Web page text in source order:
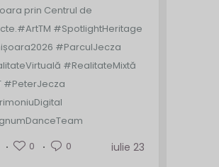
prin Centrul de
#ArtTM #SpotlightHeritage
#ParculJecza
#RealitateMixtă
#PeterJecza
0 0 iulie 23